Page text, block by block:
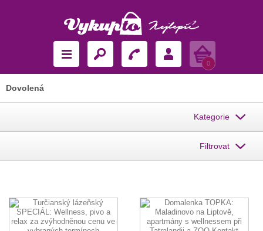
Košík
0
Dovolená
Kategorie
Filtrovat